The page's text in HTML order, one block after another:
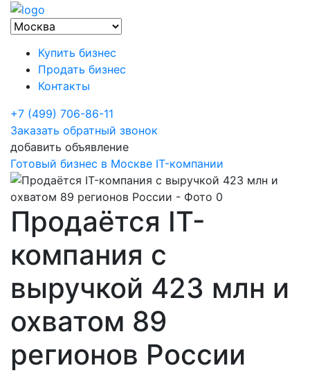
Купить бизнес
Продать бизнес
Контакты
+7 (499) 706-86-11
Заказать обратный звонок
добавить объявление
Готовый бизнес в Москве IT-компании
Продаётся IT-
компания с
выручкой 423 млн и
охватом 89
регионов России